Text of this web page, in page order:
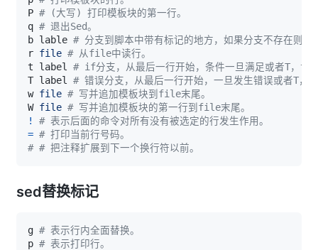
P # (大写) 打印模板块的第一行。
q # 退出Sed。
b lable # 分支到脚本中带有标记的地方，如果分支不存在则分
r file # 从file中读行。
t label # if分支，从最后一行开始，条件一旦满足或者T，t命
T label # 错误分支，从最后一行开始，一旦发生错误或者T，
w file # 写并追加模板块到file末尾。
W file # 写并追加模板块的第一行到file末尾。
!
# 表示后面的命令对所有没有被选定的行发生作用。
= # 打印当前行号码。
# # 把注释扩展到下一个换行符以前。
sed替换标记
g # 表示行内全面替换。
p # 表示打印行。